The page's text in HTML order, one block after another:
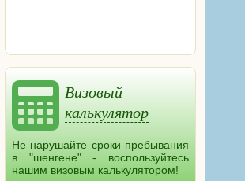
Визовый
калькулятор
Не нарушайте сроки пребывания
в "шенгене" - воспользуйтесь
нашим визовым калькулятором!